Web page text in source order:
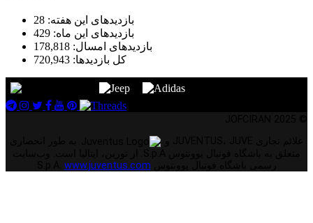
بازدیدهای این هفته: 28
بازدیدهای این ماه: 429
بازدیدهای امسال: 178,818
کل بازدیدها: 720,943
www.juventus.com